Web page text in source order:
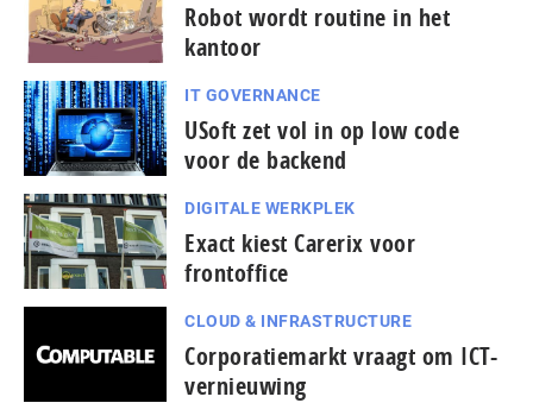
Robot wordt routine in het
kantoor
IT GOVERNANCE
USoft zet vol in op low code
voor de backend
DIGITALE WERKPLEK
Exact kiest Carerix voor
frontoffice
CLOUD & INFRASTRUCTURE
Corporatiemarkt vraagt om ICT-
vernieuwing